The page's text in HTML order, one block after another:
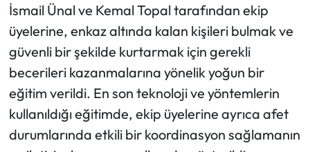
İsmail Ünal ve Kemal Topal tarafından ekip
üyelerine, enkaz altında kalan kişileri bulmak ve
güvenli bir şekilde kurtarmak için gerekli
becerileri kazanmalarına yönelik yoğun bir
eğitim verildi. En son teknoloji ve yöntemlerin
kullanıldığı eğitimde, ekip üyelerine ayrıca afet
durumlarında etkili bir koordinasyon sağlamanın